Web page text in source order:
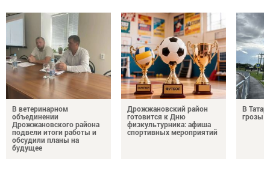
В ветеринарном
объединении
Дрожжановского района
подвели итоги работы и
обсудили планы на
будущее
Дрожжановский район
готовится к Дню
физкультурника: афиша
спортивных мероприятий
В
грозы